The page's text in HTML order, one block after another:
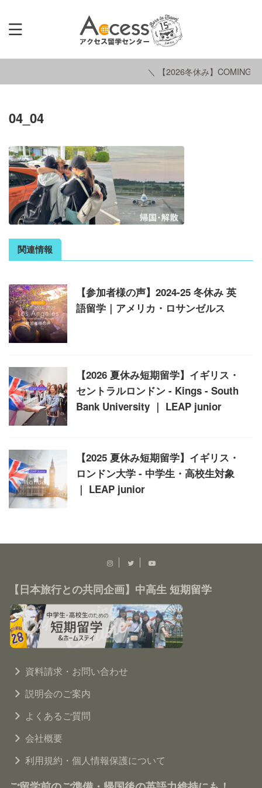
＼ 【2026冬休み】COMING
04_04
関連情報
【参加者様の声】2024-25 冬休み 英
語留学｜アメリカ・ロサンゼルス
【2026 夏休み短期留学】イギリス・
セントラルロンドン - Kings - South
Bank University ｜ LEAP junior
【2025 夏休み短期留学】イギリス・
ロンドン大学 - 中学生・高校生対象
｜ LEAP junior
【日本旅行との共同企画】中高生 短期留学
資料請求・お問い合わせ
説明会のご案内
よくあるご質問
会社概要
利用規約・個人情報保護について